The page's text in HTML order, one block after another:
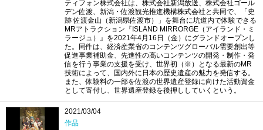
ティフォン株式会社は、株式会社新潟放送、株式会社ゴール
デン佐渡、新潟・佐渡観光推進機構株式会社と共同で、「史
跡 佐渡金山（新潟県佐渡市）」を舞台に坑道内で体験できる
MRアトラクション『ISLAND MIRRORGE（アイランド・ミ
ラージュ）』を2021年4月16日（金）にグランドオープンし
た。同件は、経済産業省のコンテンツグローバル需要創出等
促進事業補助金、先進性の高いコンテンツの開発・制作・発
信を行う事業の支援を受け、世界初（※）となる最新のMR
技術によって、国内外に日本の歴史遺産の魅力を発信する。
また、体験料の一部を佐渡の世界遺産登録に向けた活動資金
として寄付し、世界遺産登録を後押ししていくという。
2021/03/04
作品